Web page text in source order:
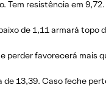
Tem resistência em 9,72.
de 1,11 armará topo
perder favorecerá mais
13,39. Caso feche